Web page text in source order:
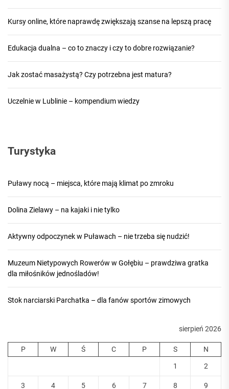
Kursy online, które naprawdę zwiększają szanse na lepszą pracę
Edukacja dualna – co to znaczy i czy to dobre rozwiązanie?
Jak zostać masażystą? Czy potrzebna jest matura?
Uczelnie w Lublinie – kompendium wiedzy
Turystyka
Puławy nocą – miejsca, które mają klimat po zmroku
Dolina Zielawy – na kajaki i nie tylko
Aktywny odpoczynek w Puławach – nie trzeba się nudzić!
Muzeum Nietypowych Rowerów w Gołębiu – prawdziwa gratka
dla miłośników jednośladów!
Stok narciarski Parchatka – dla fanów sportów zimowych
sierpień 2026
P W Ś C P S N
1 2
3 4 5 6 7 8 9